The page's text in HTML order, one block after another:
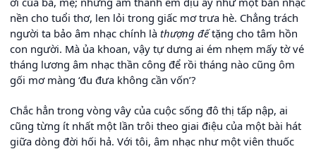
nền cho tuổi thơ, len lỏi trong giấc mơ trưa hè. Chẳng trách
người ta bảo âm nhạc chính là thượng đếtặng cho tâm hồn
con người. Mà ủa khoan, vậy tự dưng ai ém nhẹm mấy tờ vé
tháng lương âm nhạc thần công để rồi tháng nào cũng ôm
gối mơ màng ‘đu đưa không cần vốn’?
Chắc hẳn trong vòng vây của cuộc sống đô thị tấp nập, ai
cũng từng ít nhất một lần trôi theo giai điệu của một bài hát
giữa dòng đời hối hả. Với tôi, âm nhạc như một viên thuốc